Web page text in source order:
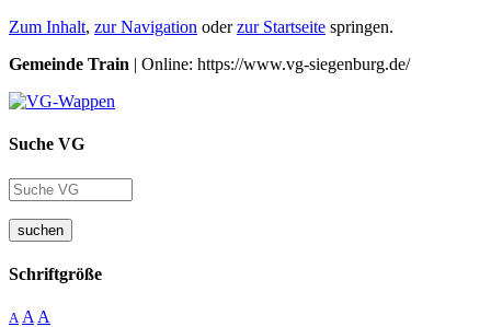
Zum Inhalt, zur Navigation oderzur Startseite springen.
Gemeinde Train | Online: https://www.vg-siegenburg.de/
Suche VG
suchen
Schriftgröße
A A A